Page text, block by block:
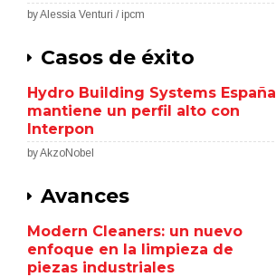
by Alessia Venturi / ipcm
Casos de éxito
Hydro Building Systems España
mantiene un perfil alto con
Interpon
by AkzoNobel
Avances
Modern Cleaners: un nuevo
enfoque en la limpieza de
piezas industriales